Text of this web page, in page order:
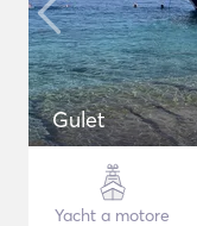
Gulet
Yacht a motore